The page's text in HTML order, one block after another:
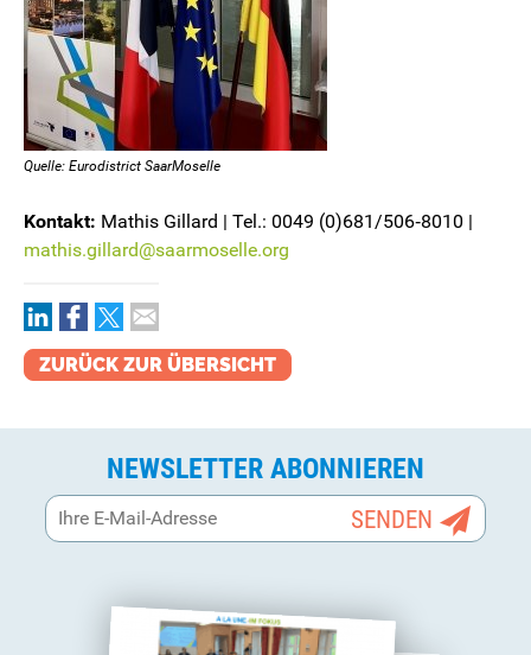
Quelle: Eurodistrict SaarMoselle
Kontakt: Mathis Gillard | Tel.: 0049 (0)681/506‑8010 |
mathis.gillard@saarmoselle.org
ZURÜCK ZUR ÜBERSICHT
NEWSLETTER ABONNIEREN